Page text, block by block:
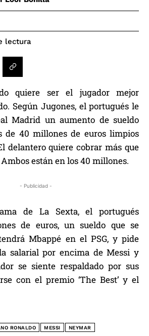
lectura
quiere ser el jugador mejor
Según Jugones, el portugués le
Madrid un aumento de sueldo
de 40 millones de euros limpios
delantero quiere cobrar más que
están en los 40 millones.
- Publicidad -
de La Sexta, el portugués
de euros, un sueldo que se
Mbappé en el PSG, y pide
salarial por encima de Messi y
se siente respaldado por sus
con el premio ‘The Best’ y el
RONALDO MESSI NEYMAR